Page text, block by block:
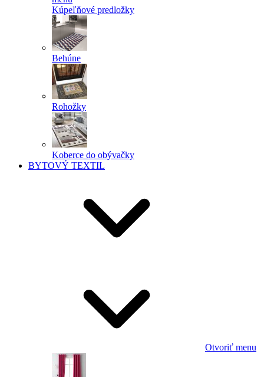
Kúpeľňové predložky
Behúne
Rohožky
Koberce do obývačky
BYTOVÝ TEXTIL
Otvoriť menu